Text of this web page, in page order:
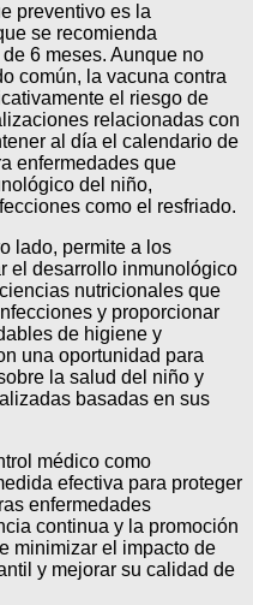
preventivo es la
se recomienda
6 meses. Aunque no
común, la vacuna contra
el riesgo de
relacionadas con
al día el calendario de
enfermedades que
del niño,
como el resfriado.
lado, permite a los
el desarrollo inmunológico
nutricionales que
y proporcionar
de higiene y
una oportunidad para
la salud del niño y
basadas en sus
médico como
efectiva para proteger
enfermedades
continua y la promoción
minimizar el impacto de
y mejorar su calidad de